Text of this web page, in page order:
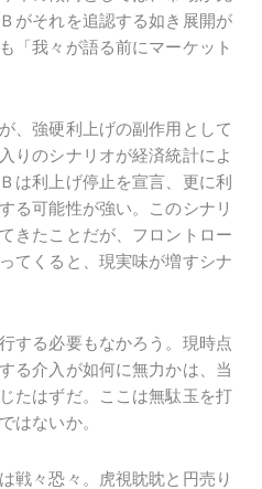
がそれを追認する如き展開が
「我々が語る前にマーケット
、強硬利上げの副作用として
りのシナリオが経済統計によ
は利上げ停止を宣言、更に利
る可能性が強い。このシナリ
きたことだが、フロントロー
てくると、現実味が増すシナ
する必要もなかろう。現時点
る介入が如何に無力かは、当
たはずだ。ここは無駄玉を打
はないか。
戦々恐々。虎視眈眈と円売り